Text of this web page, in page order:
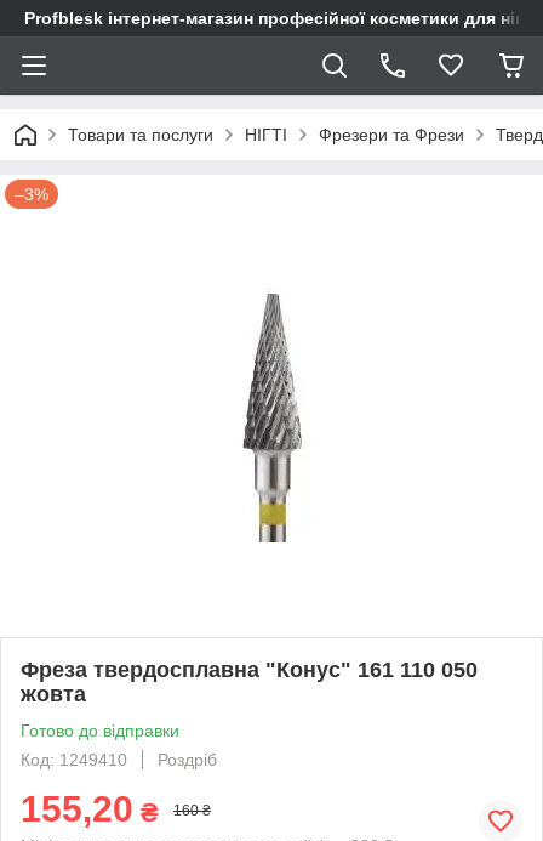
Profblesk інтернет-магазин професійної косметики для
Товари та послуги НІГТІ Фрезери та Фрези
–3%
Фреза твердосплавна "Конус" 161 110 050
жовта
Готово до відправки
Код: 1249410
Роздріб
155,20 ₴ 160 ₴